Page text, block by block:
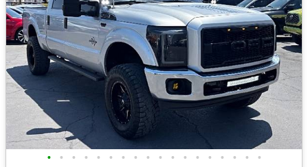
• • • • • • • • • • • • • • • • • •